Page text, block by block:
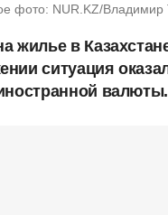
фото: NUR.KZ/Владимир
жилье в
ситуация